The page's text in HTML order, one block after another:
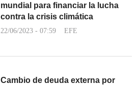
mundial para financiar la lucha
contra la crisis climática
22/06/2023 - 07:59 EFE
Cambio de deuda externa por